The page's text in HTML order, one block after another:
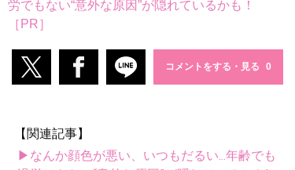
労でもない“意外な原因”が隠れているかも！
［PR］
コメントをする・見る
【関連記事】
▶なんか顔色が悪い、いつもだるい...年齢でも